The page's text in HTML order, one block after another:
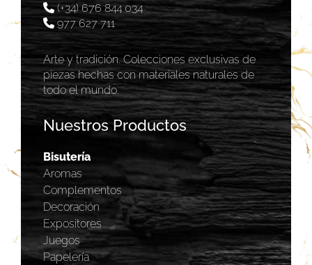
(+34) 676 844 034
977 627 711
Arte y tradición. Colecciones exclusivas de
piezas hechas con materiales naturales de
todo el mundo.
Nuestros Productos
Bisutería
Aromas
Complementos
Decoración
Expositores
Juegos
Papelería